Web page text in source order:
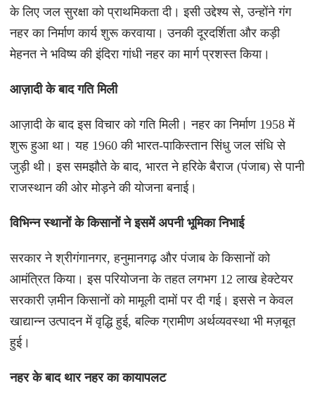
के लिए जल सुरक्षा को प्राथमिकता दी। इसी उद्देश्य से, उन्होंने गंग
नहर का निर्माण कार्य शुरू करवाया। उनकी दूरदर्शिता और कड़ी
मेहनत ने भविष्य की इंदिरा गांधी नहर का मार्ग प्रशस्त किया।
आज़ादी के बाद गति मिली
आज़ादी के बाद इस विचार को गति मिली। नहर का निर्माण 1958 में
शुरू हुआ था। यह 1960 की भारत-पाकिस्तान सिंधु जल संधि से
जुड़ी थी। इस समझौते के बाद, भारत ने हरिके बैराज (पंजाब) से पानी
राजस्थान की ओर मोड़ने की योजना बनाई।
विभिन्न स्थानों के किसानों ने इसमें अपनी भूमिका निभाई
सरकार ने श्रीगंगानगर, हनुमानगढ़ और पंजाब के किसानों को
आमंत्रित किया। इस परियोजना के तहत लगभग 12 लाख हेक्टेयर
सरकारी ज़मीन किसानों को मामूली दामों पर दी गई। इससे न केवल
खाद्यान्न उत्पादन में वृद्धि हुई, बल्कि ग्रामीण अर्थव्यवस्था भी मज़बूत
हुई।
नहर के बाद थार नहर का कायापलट